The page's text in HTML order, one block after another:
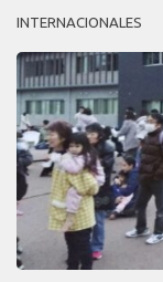
INTERNACIONALES